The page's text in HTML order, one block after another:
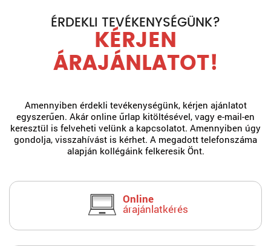
ÉRDEKLI TEVÉKENYSÉGÜNK?
KÉRJEN
ÁRAJÁNLATOT!
Amennyiben érdekli tevékenységünk, kérjen ajánlatot
egyszerűen. Akár online űrlap kitöltésével, vagy e-mail-en
keresztül is felveheti velünk a kapcsolatot. Amennyiben úgy
gondolja, visszahívást is kérhet. A megadott telefonszáma
alapján kollégáink felkeresik Önt.
Online
árajánlatkérés